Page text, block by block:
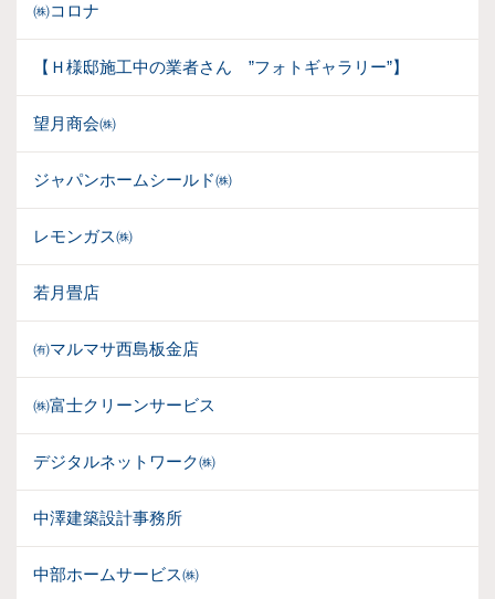
㈱コロナ
【Ｈ様邸施工中の業者さん ”フォトギャラリー”】
望月商会㈱
ジャパンホームシールド㈱
レモンガス㈱
若月畳店
㈲マルマサ西島板金店
㈱富士クリーンサービス
デジタルネットワーク㈱
中澤建築設計事務所
中部ホームサービス㈱